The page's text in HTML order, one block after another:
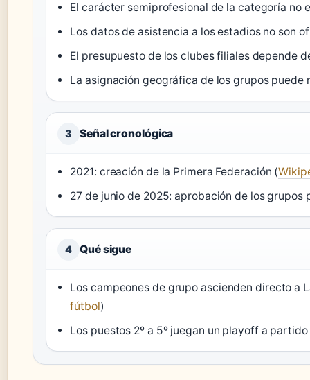
El carácter semiprofesional de la categoría no
Los datos de asistencia a los estadios no son
El presupuesto de los clubes filiales depende
La asignación geográfica de los grupos
3 Señal cronológica
2021: creación de la Primera Federación (
27 de junio de 2025: aprobación de los
4 Qué sigue
Los campeones de grupo ascienden directo a
fútbol)
Los puestos 2º a 5º juegan un playoff a